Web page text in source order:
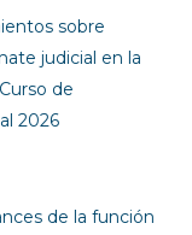
sobre
judicial en la
de
2026
de la función